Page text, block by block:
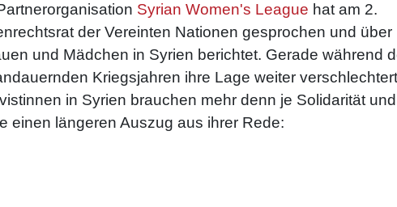
Syrian Women's League hat am 2.
der Vereinten Nationen gesprochen und über
und Mädchen in Syrien berichtet. Gerade während
Kriegsjahren ihre Lage weiter
in Syrien brauchen mehr denn je Solidarität und
einen längeren Auszug aus ihrer Rede: